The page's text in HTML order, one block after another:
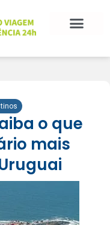
o que
mais